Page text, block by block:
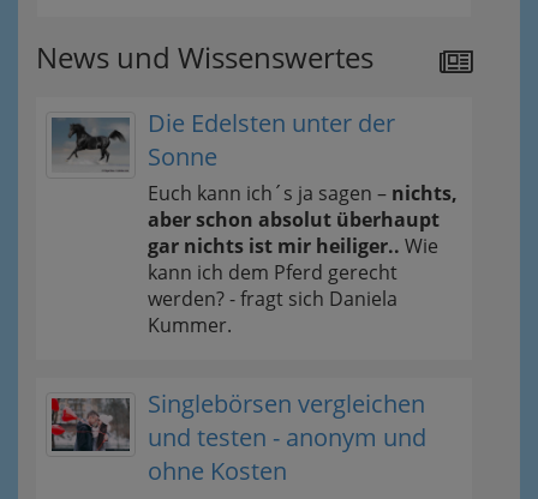
News und Wissenswertes
Die Edelsten unter der
Sonne
Euch kann ich´s ja sagen – nichts,
aber schon absolut überhaupt
gar nichts ist mir heiliger.. Wie
kann ich dem Pferd gerecht
werden? - fragt sich Daniela
Kummer.
Singlebörsen vergleichen
und testen - anonym und
ohne Kosten